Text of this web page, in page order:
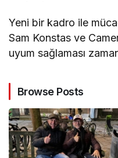
Yeni bir kadro ile
Sam Konstas ve
uyum sağlaması
Browse Posts